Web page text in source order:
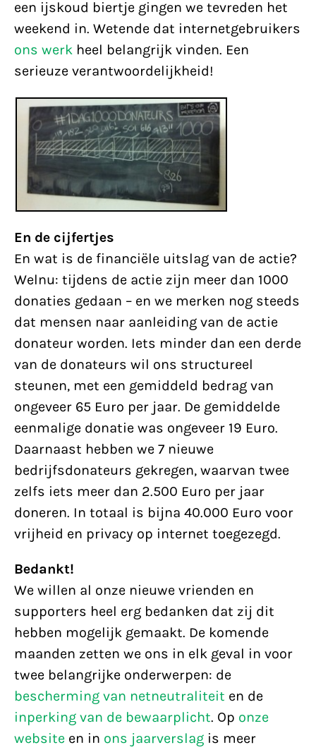
een ijskoud biertje gingen we tevreden het
weekend in. Wetende dat internetgebruikers
ons werk heel belangrijk vinden. Een
serieuze verantwoordelijkheid!
En de cijfertjes
En wat is de financiële uitslag van de actie?
Welnu: tijdens de actie zijn meer dan 1000
donaties gedaan – en we merken nog steeds
dat mensen naar aanleiding van de actie
donateur worden. Iets minder dan een derde
van de donateurs wil ons structureel
steunen, met een gemiddeld bedrag van
ongeveer 65 Euro per jaar. De gemiddelde
eenmalige donatie was ongeveer 19 Euro.
Daarnaast hebben we 7 nieuwe
bedrijfsdonateurs gekregen, waarvan twee
zelfs iets meer dan 2.500 Euro per jaar
doneren. In totaal is bijna 40.000 Euro voor
vrijheid en privacy op internet toegezegd.
Bedankt!
We willen al onze nieuwe vrienden en
supporters heel erg bedanken dat zij dit
hebben mogelijk gemaakt. De komende
maanden zetten we ons in elk geval in voor
twee belangrijke onderwerpen: de
bescherming van netneutraliteit en de
inperking van de bewaarplicht. Op onze
website en in ons jaarverslag is meer